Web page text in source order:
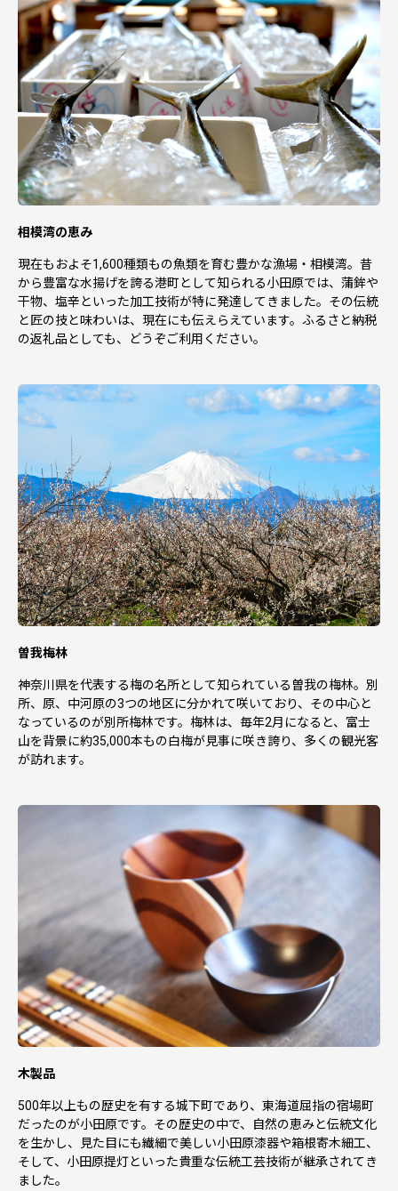
相模湾の恵み
現在もおよそ1,600種類もの魚類を育む豊かな漁場・相模湾。昔
から豊富な水揚げを誇る港町として知られる小田原では、蒲鉾や
干物、塩辛といった加工技術が特に発達してきました。その伝統
と匠の技と味わいは、現在にも伝えらえています。ふるさと納税
の返礼品としても、どうぞご利用ください。
曽我梅林
神奈川県を代表する梅の名所として知られている曽我の梅林。別
所、原、中河原の3つの地区に分かれて咲いており、その中心と
なっているのが別所梅林です。梅林は、毎年2月になると、富士
山を背景に約35,000本もの白梅が見事に咲き誇り、多くの観光客
が訪れます。
木製品
500年以上もの歴史を有する城下町であり、東海道屈指の宿場町
だったのが小田原です。その歴史の中で、自然の恵みと伝統文化
を生かし、見た目にも繊細で美しい小田原漆器や箱根寄木細工、
そして、小田原提灯といった貴重な伝統工芸技術が継承されてき
ました。